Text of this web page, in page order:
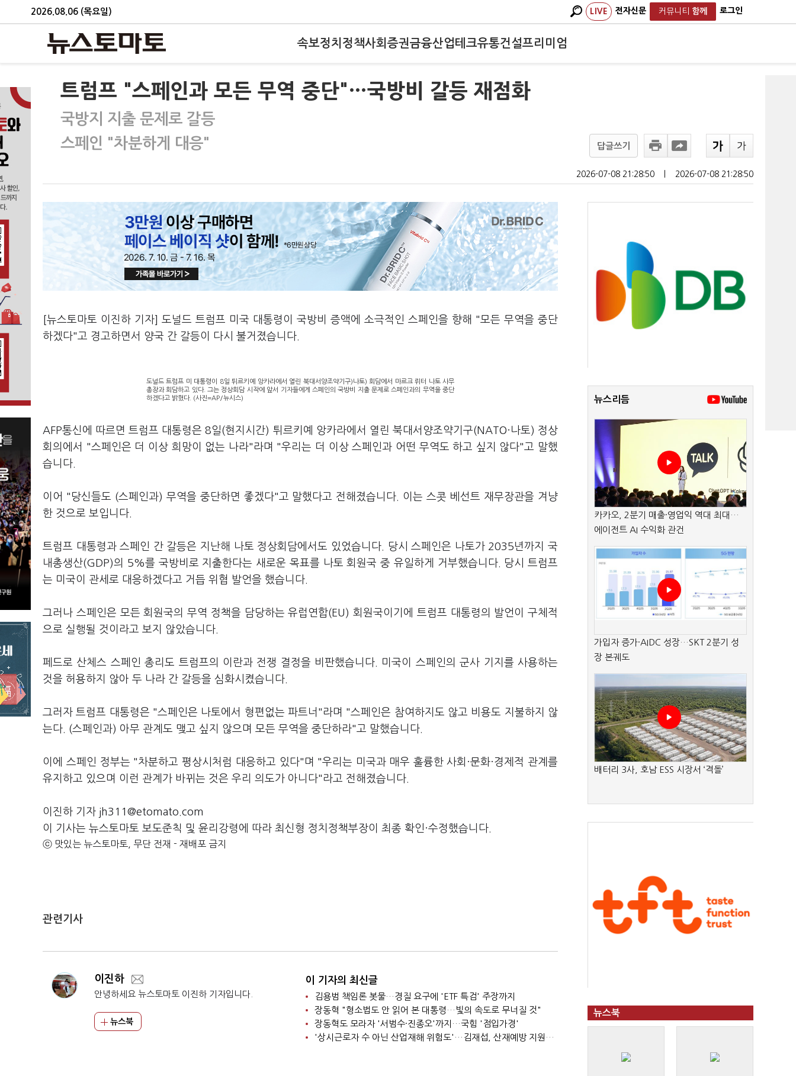
2026.08.06 (목요일) LIVE 전자신문 커뮤니티 함께 로그인
속보정치 정책사회 증권금융산업테크유통건설프리미엄
트럼프 "스페인과 모든 무역 중단"…국방비 갈등 재점화
국방지 지출 문제로 갈등
스페인 "차분하게 대응"
답글쓰기
2026-07-08 21:28:50 2026-07-08 21:28:50
[뉴스토마토 이진하 기자] 도널드 트럼프 미국 대통령이 국방비 증액에 소극적인 스페인을 향해 "모든 무역을 중단
하겠다"고 경고하면서 양국 간 갈등이 다시 불거졌습니다.
도널드 트럼프 미 대통령이 8일 튀르키예 앙카라에서 열린 북대서양조약기구)나토) 회담에서 마르크 뤼터 나토 사무
총장과 회담하고 있다. 그는 정상회담 시작에 앞서 기자들에게 스페인의 국방비 지출 문제로 스페인과의 무역을 중단
하겠다고 밝혔다. (사진=AP/뉴시스)
AFP통신에 따르면 트럼프 대통령은 8일(현지시간) 튀르키예 앙카라에서 열린 북대서양조약기구(NATO·나토) 정상
회의에서 "스페인은 더 이상 희망이 없는 나라"라며 "우리는 더 이상 스페인과 어떤 무역도 하고 싶지 않다"고 말했
습니다.
이어 "당신들도 (스페인과) 무역을 중단하면 좋겠다"고 말했다고 전해졌습니다. 이는 스콧 베선트 재무장관을 겨냥
한 것으로 보입니다.
트럼프 대통령과 스페인 간 갈등은 지난해 나토 정상회담에서도 있었습니다. 당시 스페인은 나토가 2035년까지 국
내총생산(GDP)의 5%를 국방비로 지출한다는 새로운 목표를 나토 회원국 중 유일하게 거부했습니다. 당시 트럼프
는 미국이 관세로 대응하겠다고 거듭 위협 발언을 했습니다.
그러나 스페인은 모든 회원국의 무역 정책을 담당하는 유럽연합(EU) 회원국이기에 트럼프 대통령의 발언이 구체적
으로 실행될 것이라고 보지 않았습니다.
페드로 산체스 스페인 총리도 트럼프의 이란과 전쟁 결정을 비판했습니다. 미국이 스페인의 군사 기지를 사용하는
것을 허용하지 않아 두 나라 간 갈등을 심화시켰습니다.
그러자 트럼프 대통령은 "스페인은 나토에서 형편없는 파트너"라며 "스페인은 참여하지도 않고 비용도 지불하지 않
는다. (스페인과) 아무 관계도 맺고 싶지 않으며 모든 무역을 중단하라"고 말했습니다.
이에 스페인 정부는 "차분하고 평상시처럼 대응하고 있다"며 "우리는 미국과 매우 훌륭한 사회·문화·경제적 관계를
유지하고 있으며 이런 관계가 바뀌는 것은 우리 의도가 아니다"라고 전해졌습니다.
이진하 기자 jh311@etomato.com
이 기사는 뉴스토마토 보도준칙 및 윤리강령에 따라 최신형 정치정책부장이 최종 확인·수정했습니다.
ⓒ 맛있는 뉴스토마토, 무단 전재 - 재배포 금지
관련기사
이진하
안녕하세요 뉴스토마토 이진하 기자입니다.
뉴스북
이 기자의 최신글
김용범 책임론 봇물…경질 요구에 'ETF 특검' 주장까지
장동혁 "형소법도 안 읽어 본 대통령…빛의 속도로 무너질 것"
장동혁도 모라자 '서범수·진종오'까지…국힘 '점입가경'
'상시근로자 수 아닌 산업재해 위험도'…김재섭, 산재예방 지원기준 손질
뉴스리듬
카카오, 2분기 매출·영업익 역대 최대…
에이전트 AI 수익화 관건
가입자 증가·AIDC 성장…SKT 2분기 성
장 본궤도
배터리 3사, 호남 ESS 시장서 ‘격돌’
뉴스북